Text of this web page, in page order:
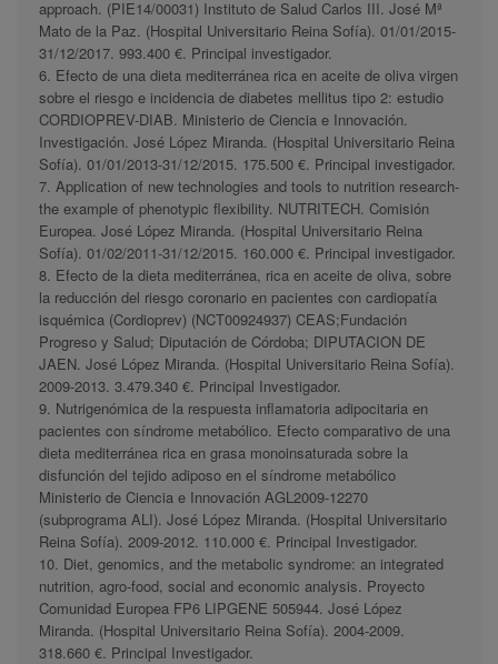
approach. (PIE14/00031) Instituto de Salud Carlos III. José Mª
Mato de la Paz. (Hospital Universitario Reina Sofía). 01/01/2015-
31/12/2017. 993.400 €. Principal investigador.
6. Efecto de una dieta mediterránea rica en aceite de oliva virgen
sobre el riesgo e incidencia de diabetes mellitus tipo 2: estudio
CORDIOPREV-DIAB. Ministerio de Ciencia e Innovación.
Investigación. José López Miranda. (Hospital Universitario Reina
Sofía). 01/01/2013-31/12/2015. 175.500 €. Principal investigador.
7. Application of new technologies and tools to nutrition research-
the example of phenotypic flexibility. NUTRITECH. Comisión
Europea. José López Miranda. (Hospital Universitario Reina
Sofía). 01/02/2011-31/12/2015. 160.000 €. Principal investigador.
8. Efecto de la dieta mediterránea, rica en aceite de oliva, sobre
la reducción del riesgo coronario en pacientes con cardiopatía
isquémica (Cordioprev) (NCT00924937) CEAS;Fundación
Progreso y Salud; Diputación de Córdoba; DIPUTACION DE
JAEN. José López Miranda. (Hospital Universitario Reina Sofía).
2009-2013. 3.479.340 €. Principal Investigador.
9. Nutrigenómica de la respuesta inflamatoria adipocitaria en
pacientes con síndrome metabólico. Efecto comparativo de una
dieta mediterránea rica en grasa monoinsaturada sobre la
disfunción del tejido adiposo en el síndrome metabólico
Ministerio de Ciencia e Innovación AGL2009-12270
(subprograma ALI). José López Miranda. (Hospital Universitario
Reina Sofía). 2009-2012. 110.000 €. Principal Investigador.
10. Diet, genomics, and the metabolic syndrome: an integrated
nutrition, agro-food, social and economic analysis. Proyecto
Comunidad Europea FP6 LIPGENE 505944. José López
Miranda. (Hospital Universitario Reina Sofía). 2004-2009.
318.660 €. Principal Investigador.